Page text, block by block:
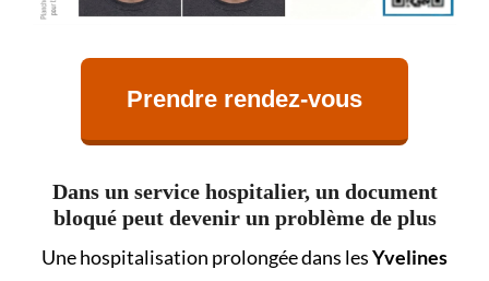
Prendre rendez-vous
Dans un service hospitalier, un document
bloqué peut devenir un problème de plus
Une hospitalisation prolongée dans lesYvelines